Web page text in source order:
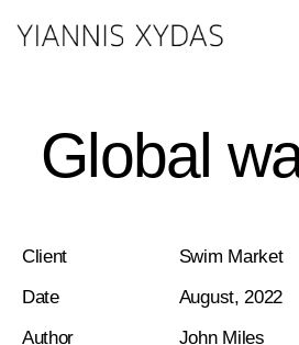
Global
Client
Swim Market
Date
August, 2022
Author
John Miles